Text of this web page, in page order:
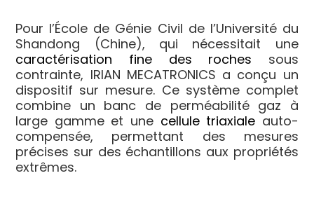
Pour l’École de Génie Civil de l’Université du
Shandong (Chine), qui nécessitait une
caractérisation fine des roches sous
contrainte, IRIAN MECATRONICS a conçu un
dispositif sur mesure. Ce système complet
combine un banc de perméabilité gaz à
large gamme et une cellule triaxiale auto-
compensée, permettant des mesures
précises sur des échantillons aux propriétés
extrêmes.